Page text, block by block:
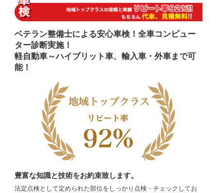
ベテラン整備士による安心車検！全車コンピュー
ター診断実施！
軽自動車～ハイブリット車、輸入車・外車まで可
能！
豊富な知識と技術をお約束致します。
法定点検として定められた部位をしっかり点検・チェックしてお